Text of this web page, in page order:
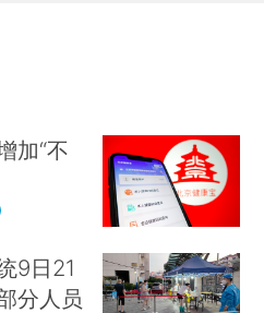
加“不
9日21
分人员